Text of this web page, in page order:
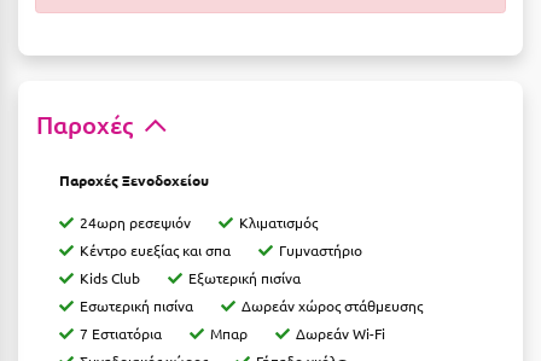
Διακοπτό
Ε
Ερέτρια
Ερμιόνη
Εύβοια
Παροχές
Παροχές Ξενοδοχείου
24ωρη ρεσεψιόν
Κλιματισμός
Κέντρο ευεξίας και σπα
Γυμναστήριο
Kids Club
Εξωτερική πισίνα
Εσωτερική πισίνα
Δωρεάν χώρος στάθμευσης
7 Εστιατόρια
Μπαρ
Δωρεάν Wi-Fi